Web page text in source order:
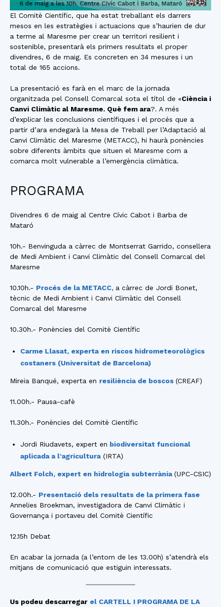
El Comitè Científic, que ha estat treballant els darrers
mesos en les estratègies i actuacions que s’haurien de dur
a terme al Maresme per crear un territori resilient i
sostenible, presentarà els primers resultats el proper
divendres, 6 de maig. Es concreten en 34 mesures i un
total de 165 accions.
La presentació es farà en el marc de la jornada
organitzada pel Consell Comarcal sota el títol de «Ciència i
Canvi Climàtic al Maresme. Què fem ara?. A més
d’explicar les conclusions científiques i el procés que a
partir d’ara endegarà la Mesa de Treball per l’Adaptació al
Canvi Climàtic del Maresme (METACC), hi haurà ponències
sobre diferents àmbits que situen el Maresme com a
comarca molt vulnerable a l’emergència climàtica.
PROGRAMA
Divendres 6 de maig al Centre Cívic Cabot i Barba de
Mataró
10h.- Benvinguda a càrrec de Montserrat Garrido, consellera
de Medi Ambient i Canvi Climàtic del Consell Comarcal del
Maresme
10.10h.- Procés de la METACC, a càrrec de Jordi Bonet,
tècnic de Medi Ambient i Canvi Climàtic del Consell
Comarcal del Maresme
10.30h.- Ponències del Comitè Científic
Carme Llasat, experta en riscos hidrometeorològics
costaners (Universitat de Barcelona)
Mireia Banqué, experta en resiliència de boscos (CREAF)
11.00h.- Pausa-cafè
11.30h.- Ponències del Comitè Científic
Jordi Riudavets, expert en biodiversitat funcional
aplicada a l’agricultura(IRTA)
Albert Folch, expert en hidrologia subterrània (UPC-CSIC)
12.00h.- Presentació dels resultats de la primera fase
Annelies Broekman, investigadora de Canvi Climàtic i
Governança i portaveu del Comitè Científic
12.15h Debat
En acabar la jornada (a l’entorn de les 13.00h) s’atendrà els
mitjans de comunicació que estiguin interessats.
Us podeu descarregar el CARTELL I PROGRAMA DE LA